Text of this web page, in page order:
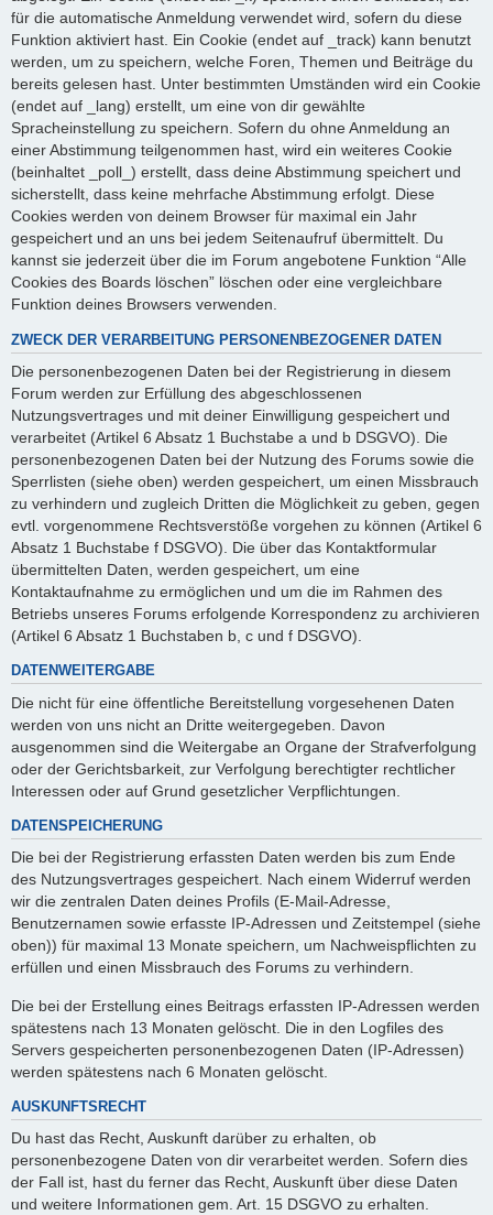
für die automatische Anmeldung verwendet wird, sofern du diese
Funktion aktiviert hast. Ein Cookie (endet auf _track) kann benutzt
werden, um zu speichern, welche Foren, Themen und Beiträge du
bereits gelesen hast. Unter bestimmten Umständen wird ein Cookie
(endet auf _lang) erstellt, um eine von dir gewählte
Spracheinstellung zu speichern. Sofern du ohne Anmeldung an
einer Abstimmung teilgenommen hast, wird ein weiteres Cookie
(beinhaltet _poll_) erstellt, dass deine Abstimmung speichert und
sicherstellt, dass keine mehrfache Abstimmung erfolgt. Diese
Cookies werden von deinem Browser für maximal ein Jahr
gespeichert und an uns bei jedem Seitenaufruf übermittelt. Du
kannst sie jederzeit über die im Forum angebotene Funktion “Alle
Cookies des Boards löschen” löschen oder eine vergleichbare
Funktion deines Browsers verwenden.
ZWECK DER VERARBEITUNG PERSONENBEZOGENER DATEN
Die personenbezogenen Daten bei der Registrierung in diesem
Forum werden zur Erfüllung des abgeschlossenen
Nutzungsvertrages und mit deiner Einwilligung gespeichert und
verarbeitet (Artikel 6 Absatz 1 Buchstabe a und b DSGVO). Die
personenbezogenen Daten bei der Nutzung des Forums sowie die
Sperrlisten (siehe oben) werden gespeichert, um einen Missbrauch
zu verhindern und zugleich Dritten die Möglichkeit zu geben, gegen
evtl. vorgenommene Rechtsverstöße vorgehen zu können (Artikel 6
Absatz 1 Buchstabe f DSGVO). Die über das Kontaktformular
übermittelten Daten, werden gespeichert, um eine
Kontaktaufnahme zu ermöglichen und um die im Rahmen des
Betriebs unseres Forums erfolgende Korrespondenz zu archivieren
(Artikel 6 Absatz 1 Buchstaben b, c und f DSGVO).
DATENWEITERGABE
Die nicht für eine öffentliche Bereitstellung vorgesehenen Daten
werden von uns nicht an Dritte weitergegeben. Davon
ausgenommen sind die Weitergabe an Organe der Strafverfolgung
oder der Gerichtsbarkeit, zur Verfolgung berechtigter rechtlicher
Interessen oder auf Grund gesetzlicher Verpflichtungen.
DATENSPEICHERUNG
Die bei der Registrierung erfassten Daten werden bis zum Ende
des Nutzungsvertrages gespeichert. Nach einem Widerruf werden
wir die zentralen Daten deines Profils (E-Mail-Adresse,
Benutzernamen sowie erfasste IP-Adressen und Zeitstempel (siehe
oben)) für maximal 13 Monate speichern, um Nachweispflichten zu
erfüllen und einen Missbrauch des Forums zu verhindern.
Die bei der Erstellung eines Beitrags erfassten IP-Adressen werden
spätestens nach 13 Monaten gelöscht. Die in den Logfiles des
Servers gespeicherten personenbezogenen Daten (IP-Adressen)
werden spätestens nach 6 Monaten gelöscht.
AUSKUNFTSRECHT
Du hast das Recht, Auskunft darüber zu erhalten, ob
personenbezogene Daten von dir verarbeitet werden. Sofern dies
der Fall ist, hast du ferner das Recht, Auskunft über diese Daten
und weitere Informationen gem. Art. 15 DSGVO zu erhalten.